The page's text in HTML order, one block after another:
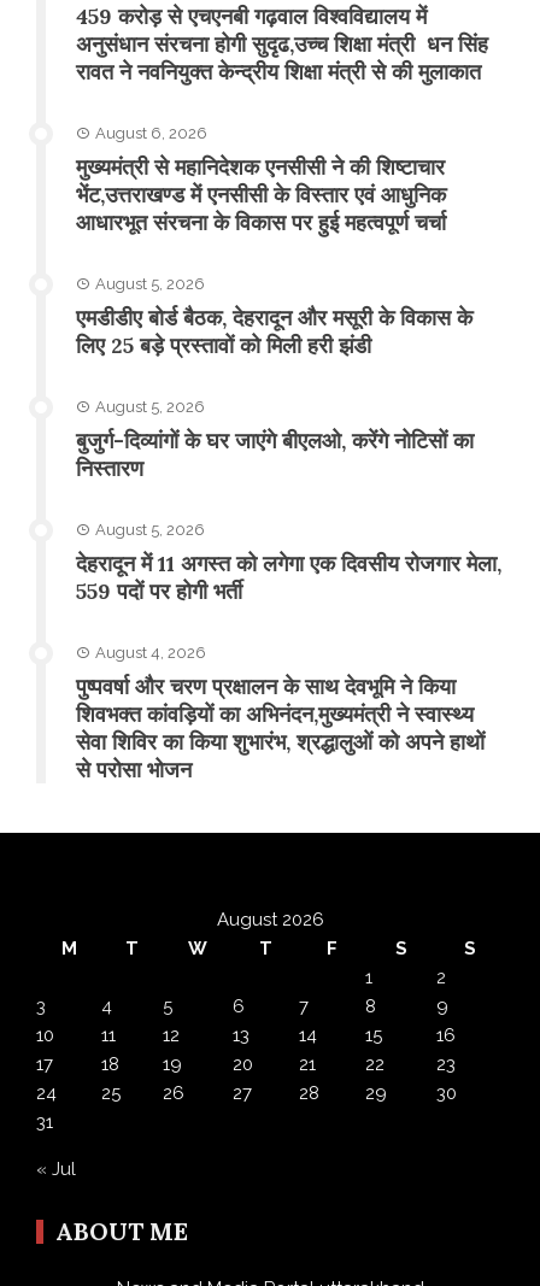
459 करोड़ से एचएनबी गढ़वाल विश्वविद्यालय में
अनुसंधान संरचना होगी सुदृढ,उच्च शिक्षा मंत्री धन सिंह
रावत ने नवनियुक्त केन्द्रीय शिक्षा मंत्री से की मुलाकात
August 6, 2026
मुख्यमंत्री से महानिदेशक एनसीसी ने की शिष्टाचार
भेंट,उत्तराखण्ड में एनसीसी के विस्तार एवं आधुनिक
आधारभूत संरचना के विकास पर हुई महत्वपूर्ण चर्चा
August 5, 2026
एमडीडीए बोर्ड बैठक, देहरादून और मसूरी के विकास के
लिए 25 बड़े प्रस्तावों को मिली हरी झंडी
August 5, 2026
बुजुर्ग-दिव्यांगों के घर जाएंगे बीएलओ, करेंगे नोटिसों का
निस्तारण
August 5, 2026
​देहरादून में 11 अगस्त को लगेगा एक दिवसीय रोजगार मेला,
559 पदों पर होगी भर्ती
August 4, 2026
पुष्पवर्षा और चरण प्रक्षालन के साथ देवभूमि ने किया
शिवभक्त कांवड़ियों का अभिनंदन,मुख्यमंत्री ने स्वास्थ्य
सेवा शिविर का किया शुभारंभ, श्रद्धालुओं को अपने हाथों
से परोसा भोजन
August 2026
M
T W T F S
S
1
2
3
4 5 6 7 8
9
10
11 12 13 14 15
16
17
18 19 20 21 22
23
24
25 26 27 28 29
30
31
« Jul
ABOUT ME